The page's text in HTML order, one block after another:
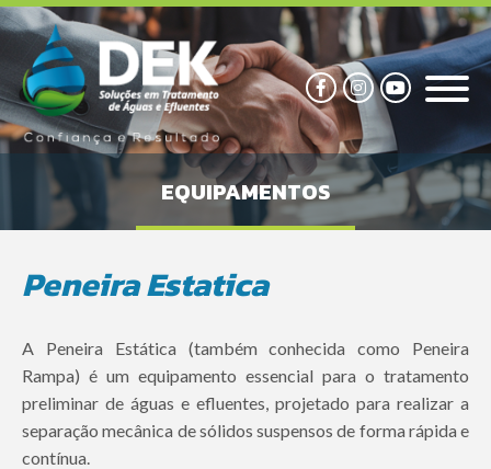
EQUIPAMENTOS
Peneira Estatica
A Peneira Estática (também conhecida como Peneira
Rampa) é um equipamento essencial para o tratamento
preliminar de águas e efluentes, projetado para realizar a
separação mecânica de sólidos suspensos de forma rápida e
contínua.